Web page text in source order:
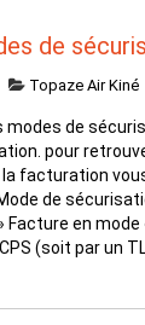
de
Topaze Air Kiné
modes de
pour
facturation
de
Facture en
(soit par un